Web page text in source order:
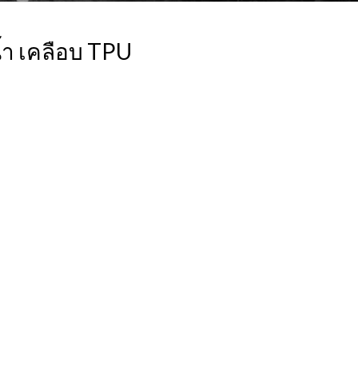
เคลือบ TPUالعربية